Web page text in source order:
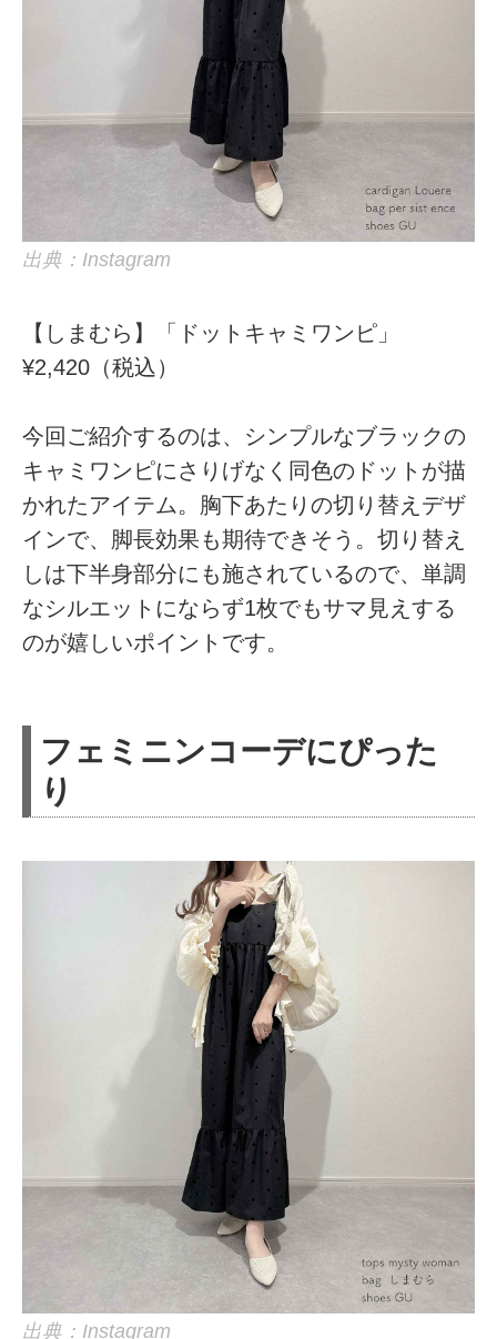
出典：Instagram
【しまむら】「ドットキャミワンピ」
¥2,420（税込）
今回ご紹介するのは、シンプルなブラックの
キャミワンピにさりげなく同色のドットが描
かれたアイテム。胸下あたりの切り替えデザ
インで、脚長効果も期待できそう。切り替え
しは下半身部分にも施されているので、単調
なシルエットにならず1枚でもサマ見えする
のが嬉しいポイントです。
フェミニンコーデにぴった
り
出典：Instagram